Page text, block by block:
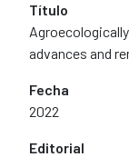
Título
advances and
Fecha
2022
Editorial